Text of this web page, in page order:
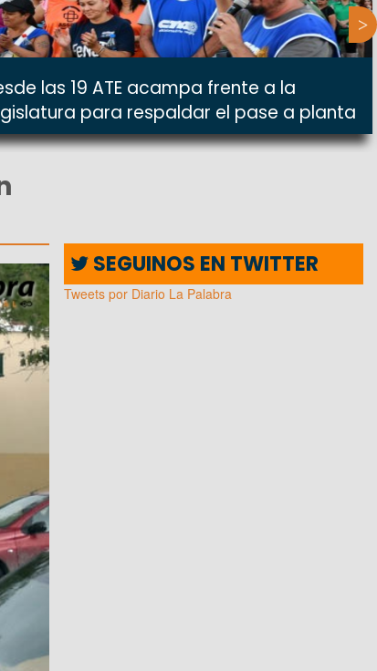
las 19 ATE acampa frente a la
para respaldar el pase a planta
SEGUINOS EN TWITTER
Tweets por Diario La Palabra